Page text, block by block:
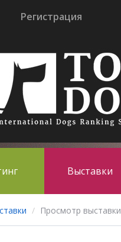
Регистрация
Выставки
Просмотр выставки